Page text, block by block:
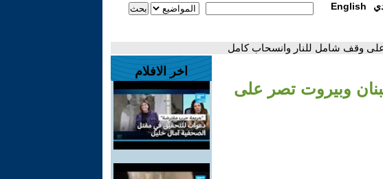
English
وقف شامل للنار وانسحاب كامل
وبيروت تصر على
اخر الافلام